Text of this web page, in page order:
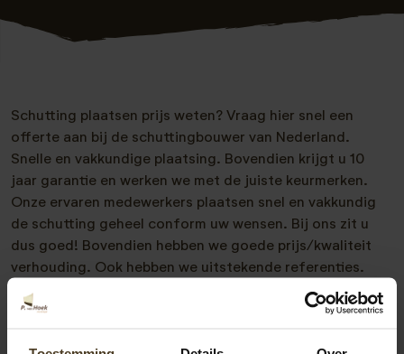
Schutting plaatsen prijs weten? Vraag hier snel een
offerte aan bij de schuttingbouwer van Nederland.
Snelle en vakkundige plaatsing. Bovendien krijgt u 10
jaar garantie en werken we met de juiste keurmerken.
Onze ervaren medewerkers plaatsen snel en vakkundig
de schutting geheel conform uw wensen. Bij ons zit u
dus goed! Bovendien hebben we goede prijs/kwaliteit
verhouding. Ook hebben we uitstekende referenties.
Meer weten? Neem vrijblijvend met ons contact op.
Telefonisch zijn we bereikbaar op 077- 206 5000 en via